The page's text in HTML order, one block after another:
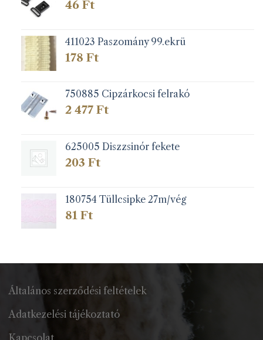
46 Ft
411023 Paszomány 99.ekrü
178 Ft
750885 Cipzárkocsi felrakó
2 477 Ft
625005 Diszzsinór fekete
203 Ft
180754 Tüllcsipke 27m/vég
81 Ft
Általános szerződési feltételek
Adatkezelési tájékoztató